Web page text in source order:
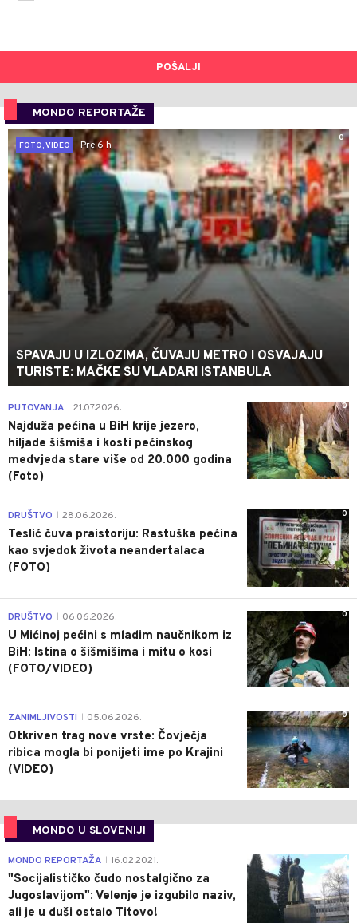
POŠALJI
MONDO REPORTAŽE
0
FOTO, VIDEO
Pre 6 h
SPAVAJU U IZLOZIMA, ČUVAJU METRO I OSVAJAJU
TURISTE: MAČKE SU VLADARI ISTANBULA
0
PUTOVANJA 21.07.2026.
Najduža pećina u BiH krije jezero,
hiljade šišmiša i kosti pećinskog
medvjeda stare više od 20.000 godina
(Foto)
0
DRUŠTVO 28.06.2026.
Teslić čuva praistoriju: Rastuška pećina
kao svjedok života neandertalaca
(FOTO)
0
DRUŠTVO 06.06.2026.
U Mićinoj pećini s mladim naučnikom iz
BiH: Istina o šišmišima i mitu o kosi
(FOTO/VIDEO)
0
ZANIMLJIVOSTI 05.06.2026.
Otkriven trag nove vrste: Čovječja
ribica mogla bi ponijeti ime po Krajini
(VIDEO)
MONDO U SLOVENIJI
4
MONDO REPORTAŽA 16.02.2021.
"Socijalističko čudo nostalgično za
Jugoslavijom": Velenje je izgubilo naziv,
ali je u duši ostalo Titovo!